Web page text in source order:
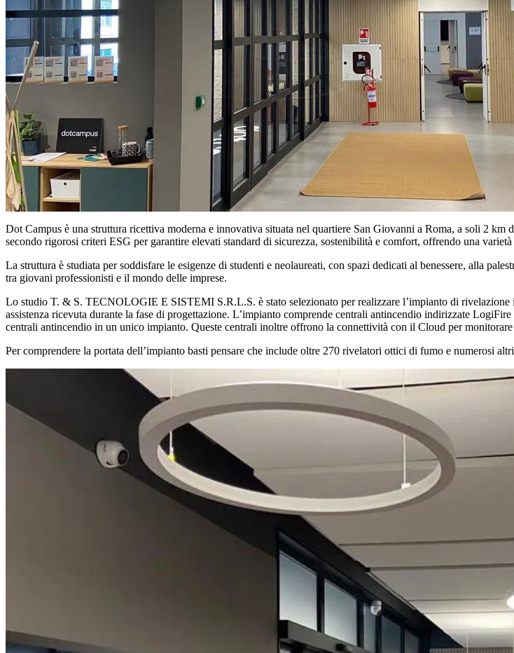
Dot Campus è una struttura ricettiva moderna e innovativa situata nel quartiere San Giovanni a Roma, a soli 2
secondo rigorosi criteri ESG per garantire elevati standard di sicurezza, sostenibilità e comfort, offrendo una
La struttura è studiata per soddisfare le esigenze di studenti e neolaureati, con spazi dedicati al benessere, alla
tra giovani professionisti e il mondo delle imprese.
Lo studio T. & S. TECNOLOGIE E SISTEMI S.R.L.S. è stato selezionato per realizzare l’impianto di rivelazione
assistenza ricevuta durante la fase di progettazione. L’impianto comprende centrali antincendio indirizzate LogiFire
centrali antincendio in un unico impianto. Queste centrali inoltre offrono la connettività con il Cloud per
Per comprendere la portata dell’impianto basti pensare che include oltre 270 rivelatori ottici di fumo e numerosi